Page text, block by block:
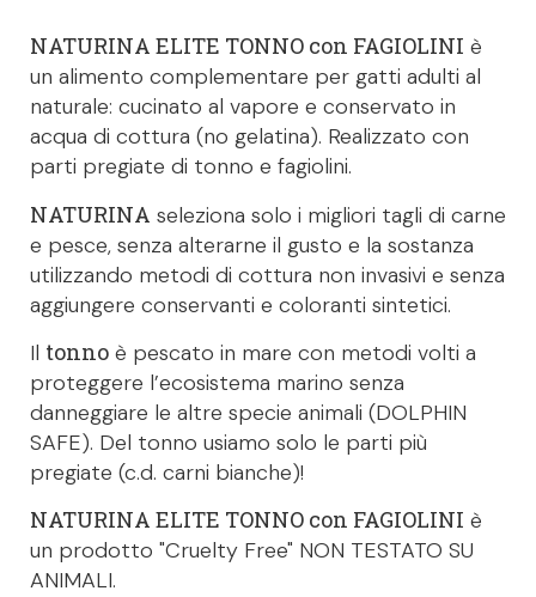
NATURINA ELITE TONNO con FAGIOLINI è
un alimento complementare per gatti adulti al
naturale: cucinato al vapore e conservato in
acqua di cottura (no gelatina). Realizzato con
parti pregiate di tonno e fagiolini.
NATURINA seleziona solo i migliori tagli di carne
e pesce, senza alterarne il gusto e la sostanza
utilizzando metodi di cottura non invasivi e senza
aggiungere conservanti e coloranti sintetici.
Il tonno è pescato in mare con metodi volti a
proteggere l’ecosistema marino senza
danneggiare le altre specie animali (DOLPHIN
SAFE). Del tonno usiamo solo le parti più
pregiate (c.d. carni bianche)!
NATURINA ELITE TONNO con FAGIOLINI è
un prodotto "Cruelty Free" NON TESTATO SU
ANIMALI.